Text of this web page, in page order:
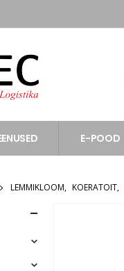
E-POOD
LEMMIKLOOM, KOERATOIT,